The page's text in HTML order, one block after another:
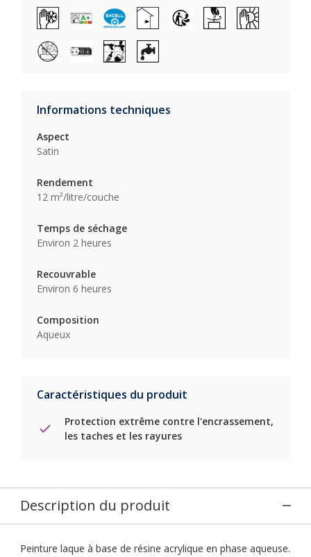
Informations techniques
Aspect
Satin
Rendement
12 m²/litre/couche
Temps de séchage
Environ 2 heures
Recouvrable
Environ 6 heures
Composition
Aqueux
Caractéristiques du produit
Protection extrême contre l'encrassement,
les taches et les rayures
Description du produit
Peinture laque à base de résine acrylique en phase aqueuse.